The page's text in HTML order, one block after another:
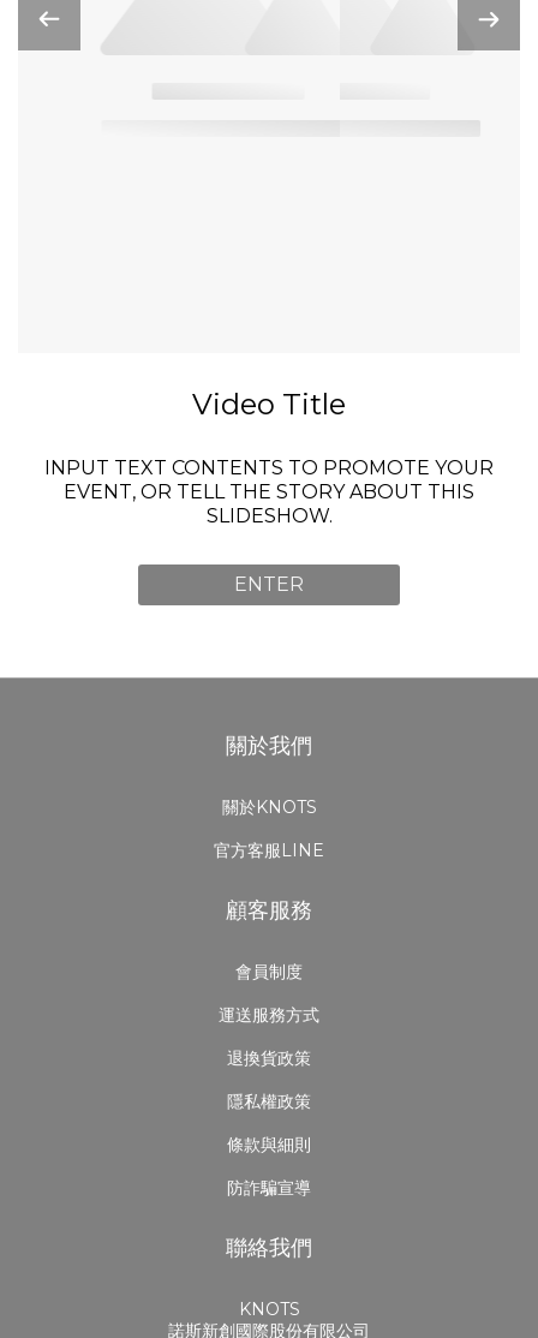
Video Title
INPUT TEXT CONTENTS TO PROMOTE YOUR
EVENT, OR TELL THE STORY ABOUT THIS
SLIDESHOW.
ENTER
關於我們
關於KNOTS
官方客服LINE
顧客服務
會員制度
運送服務方式
退換貨政策
隱私權政策
條款與細則
防詐騙宣導
聯絡我們
KNOTS
諾斯新創國際股份有限公司